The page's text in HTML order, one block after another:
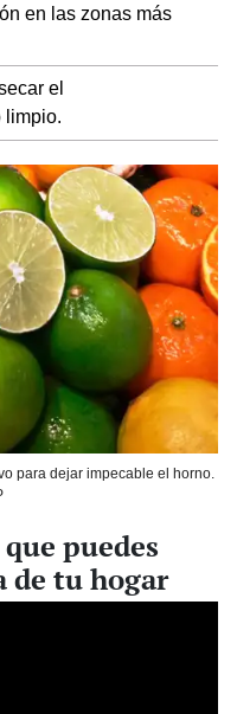
en las zonas más
el
limpio.
para dejar impecable el horno.
puedes
de tu hogar